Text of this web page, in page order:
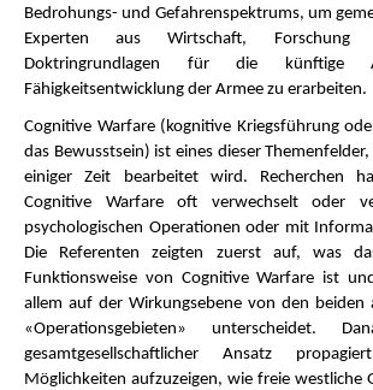
Bedrohungs- und Gefahrenspektrums, um
Experten aus Wirtschaft, Forschung
Doktringrundlagen für die künftige
Fähigkeitsentwicklung der Armee zu erarbeiten.
Cognitive Warfare (kognitive Kriegsführung
das Bewusstsein) ist eines dieser
einiger Zeit bearbeitet wird. Recherchen
Cognitive Warfare oft verwechselt oder
psychologischen Operationen oder mit
Die Referenten zeigten zuerst auf, was
Funktionsweise von Cognitive Warfare ist
allem auf der Wirkungsebene von den beiden
«Operationsgebieten» unterscheidet.
gesamtgesellschaftlicher Ansatz
Möglichkeiten aufzuzeigen, wie freie westliche